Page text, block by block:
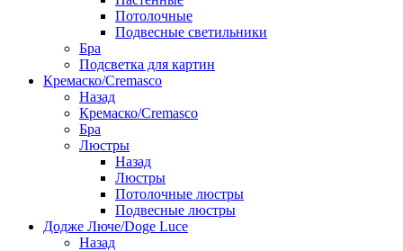
Потолочные
Подвесные светильники
Бра
Подсветка для картин
Кремаско/Cremasco
Назад
Кремаско/Cremasco
Бра
Люстры
Назад
Люстры
Потолочные люстры
Подвесные люстры
Додже Люче/Doge Luce
Назад